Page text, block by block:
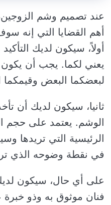
عند تصميم وشم
أهم القضايا التي إنه
أولاً، سيكون لديك
يعني لكما. يجب أن
لبعضكما البعض وقيمكما
ثانيا، سيكون لديك أن
الوشم. يعتمد على حجم
الرئيسية التي تريدها
في نقطة وضوحه الذي
على أي حال، سيكون لديك
فنان موثوق به وذو